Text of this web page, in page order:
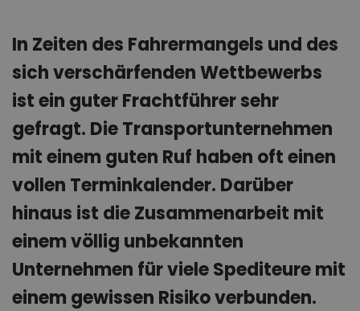
In Zeiten des Fahrermangels und des
sich verschärfenden Wettbewerbs
ist ein guter Frachtführer sehr
gefragt. Die Transportunternehmen
mit einem guten Ruf haben oft einen
vollen Terminkalender. Darüber
hinaus ist die Zusammenarbeit mit
einem völlig unbekannten
Unternehmen für viele Spediteure mit
einem gewissen Risiko verbunden.